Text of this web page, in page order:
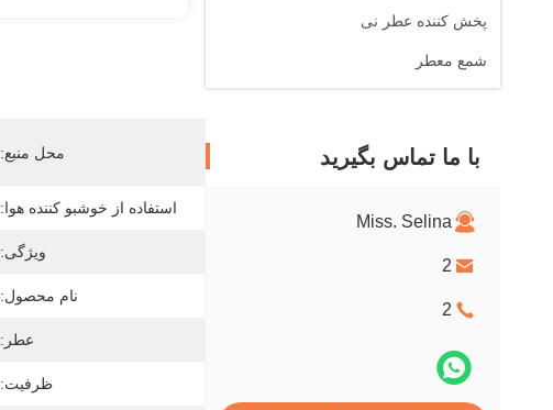
پخش کننده عطر نی
شمع معطر
با ما تماس بگیرید
Miss. Selina
2
2
محل منبع:
استفاده از خوشبو کننده هوا:
ویژگی:
نام محصول:
عطر:
ظرفیت: